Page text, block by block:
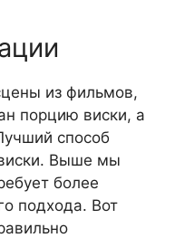
из фильмов,
порцию виски, а
способ
виски. Выше мы
более
подхода. Вот